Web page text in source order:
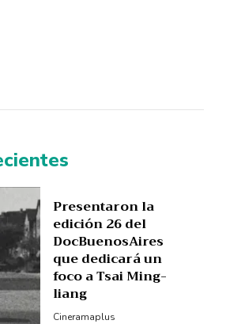
Presentaron la
edición 26 del
DocBuenosAires
que dedicará un
foco a Tsai Ming-
liang
Cineramaplus